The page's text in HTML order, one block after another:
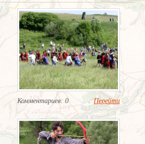
Комментариев: 0 Перейти